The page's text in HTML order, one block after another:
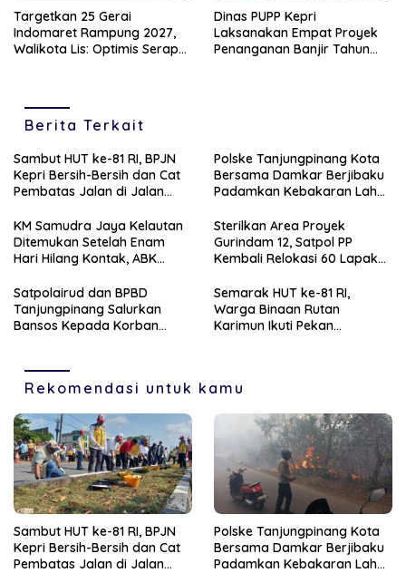
Targetkan 25 Gerai
Indomaret Rampung 2027,
Walikota Lis: Optimis Serap
Dinas PUPP Kepri
Laksanakan Empat Proyek
Penanganan Banjir Tahun
Berita Terkait
Sambut HUT ke-81 RI, BPJN
Kepri Bersih-Bersih dan Cat
Pembatas Jalan di Jalan
Tanjungpinang
Polske Tanjungpinang Kota
Bersama Damkar Berjibaku
Padamkan Kebakaran Lahan
KM Samudra Jaya Kelautan
Ditemukan Setelah Enam
Hari Hilang Kontak, ABK
Sterilkan Area Proyek
Gurindam 12, Satpol PP
Kembali Relokasi 60 Lapak
Satpolairud dan BPBD
Tanjungpinang Salurkan
Bansos Kepada Korban
Semarak HUT ke-81 RI,
Warga Binaan Rutan
Karimun Ikuti Pekan
Rekomendasi untuk kamu
Sambut HUT ke-81 RI, BPJN
Kepri Bersih-Bersih dan Cat
Pembatas Jalan di Jalan
Polske Tanjungpinang Kota
Bersama Damkar Berjibaku
Padamkan Kebakaran Lahan